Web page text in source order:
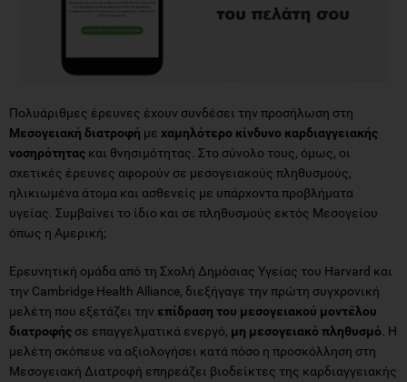
Πολυάριθμες έρευνες έχουν συνδέσει την προσήλωση στη
Μεσογειακή διατροφή με χαμηλότερο κίνδυνο καρδιαγγειακής
νοσηρότητας και θνησιμότητας. Στο σύνολο τους, όμως, οι
σχετικές έρευνες αφορούν σε μεσογειακούς πληθυσμούς,
ηλικιωμένα άτομα και ασθενείς με υπάρχοντα προβλήματα
υγείας. Συμβαίνει το ίδιο και σε πληθυσμούς εκτός Μεσογείου
όπως η Αμερική;
Ερευνητική ομάδα από τη Σχολή Δημόσιας Υγείας του Harvard και
την Cambridge Health Alliance, διεξήγαγε την πρώτη συγχρονική
μελέτη που εξετάζει την επίδραση του μεσογειακού μοντέλου
διατροφής σε επαγγελματικά ενεργό, μη μεσογειακό πληθυσμό . Η
μελέτη σκόπευε να αξιολογήσει κατά πόσο η προσκόλληση στη
Μεσογειακή Διατροφή επηρεάζει βιοδείκτες της καρδιαγγειακής